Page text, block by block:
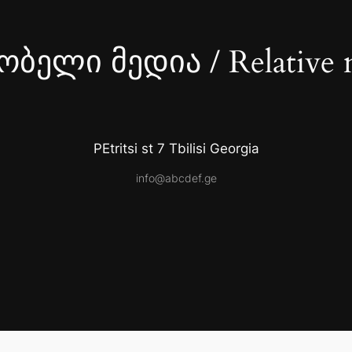
მედია / Relative
PEtritsi st 7 Tbilisi Georgia
info@abcdef.ge